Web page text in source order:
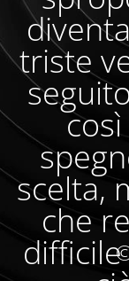
triste
scelta,
che